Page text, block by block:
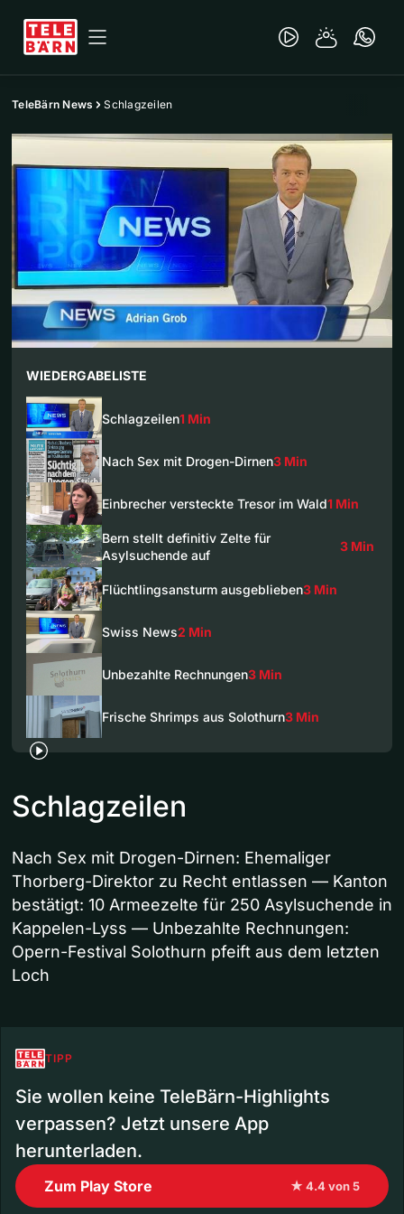
TeleBärn News Schlagzeilen
WIEDERGABELISTE
Schlagzeilen1 Min
Nach Sex mit Drogen-Dirnen3 Min
Einbrecher versteckte Tresor im Wald1 Min
Bern stellt definitiv Zelte für
Asylsuchende auf
3 Min
Flüchtlingsansturm ausgeblieben3 Min
Swiss News2 Min
Unbezahlte Rechnungen3 Min
Frische Shrimps aus Solothurn3 Min
Schlagzeilen
Nach Sex mit Drogen-Dirnen: Ehemaliger
Thorberg-Direktor zu Recht entlassen — Kanton
bestätigt: 10 Armeezelte für 250 Asylsuchende in
Kappelen-Lyss — Unbezahlte Rechnungen:
Opern-Festival Solothurn pfeift aus dem letzten
Loch
TIPP
Sie wollen keine TeleBärn-Highlights
verpassen? Jetzt unsere App
herunterladen.
Zum Play Store ★ 4.4 von 5